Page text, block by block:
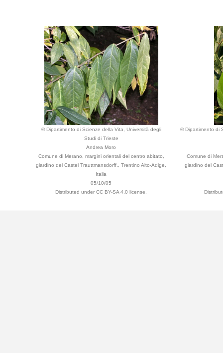
© Dipartimento di Scienze della Vita, Università degli
Studi di Trieste
Andrea Moro
Comune di Merano, margini orientali del centro abitato,
giardino del Castel Trauttmansdorff., Trentino Alto-Adige,
Italia
05/10/05
Distributed under CC BY-SA 4.0 license.
© Dipartimento di
Comune di
giardino del